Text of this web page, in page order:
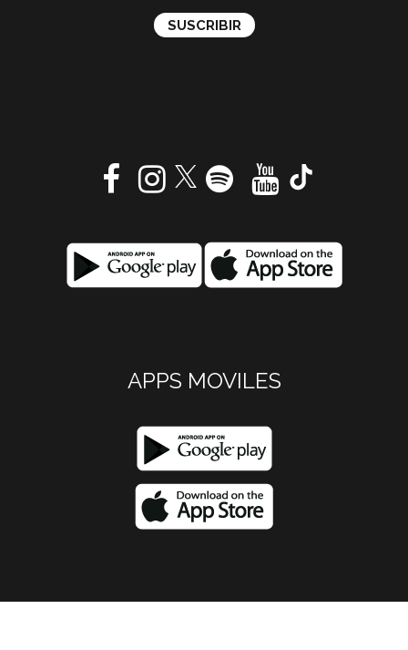
APPS MOVILES